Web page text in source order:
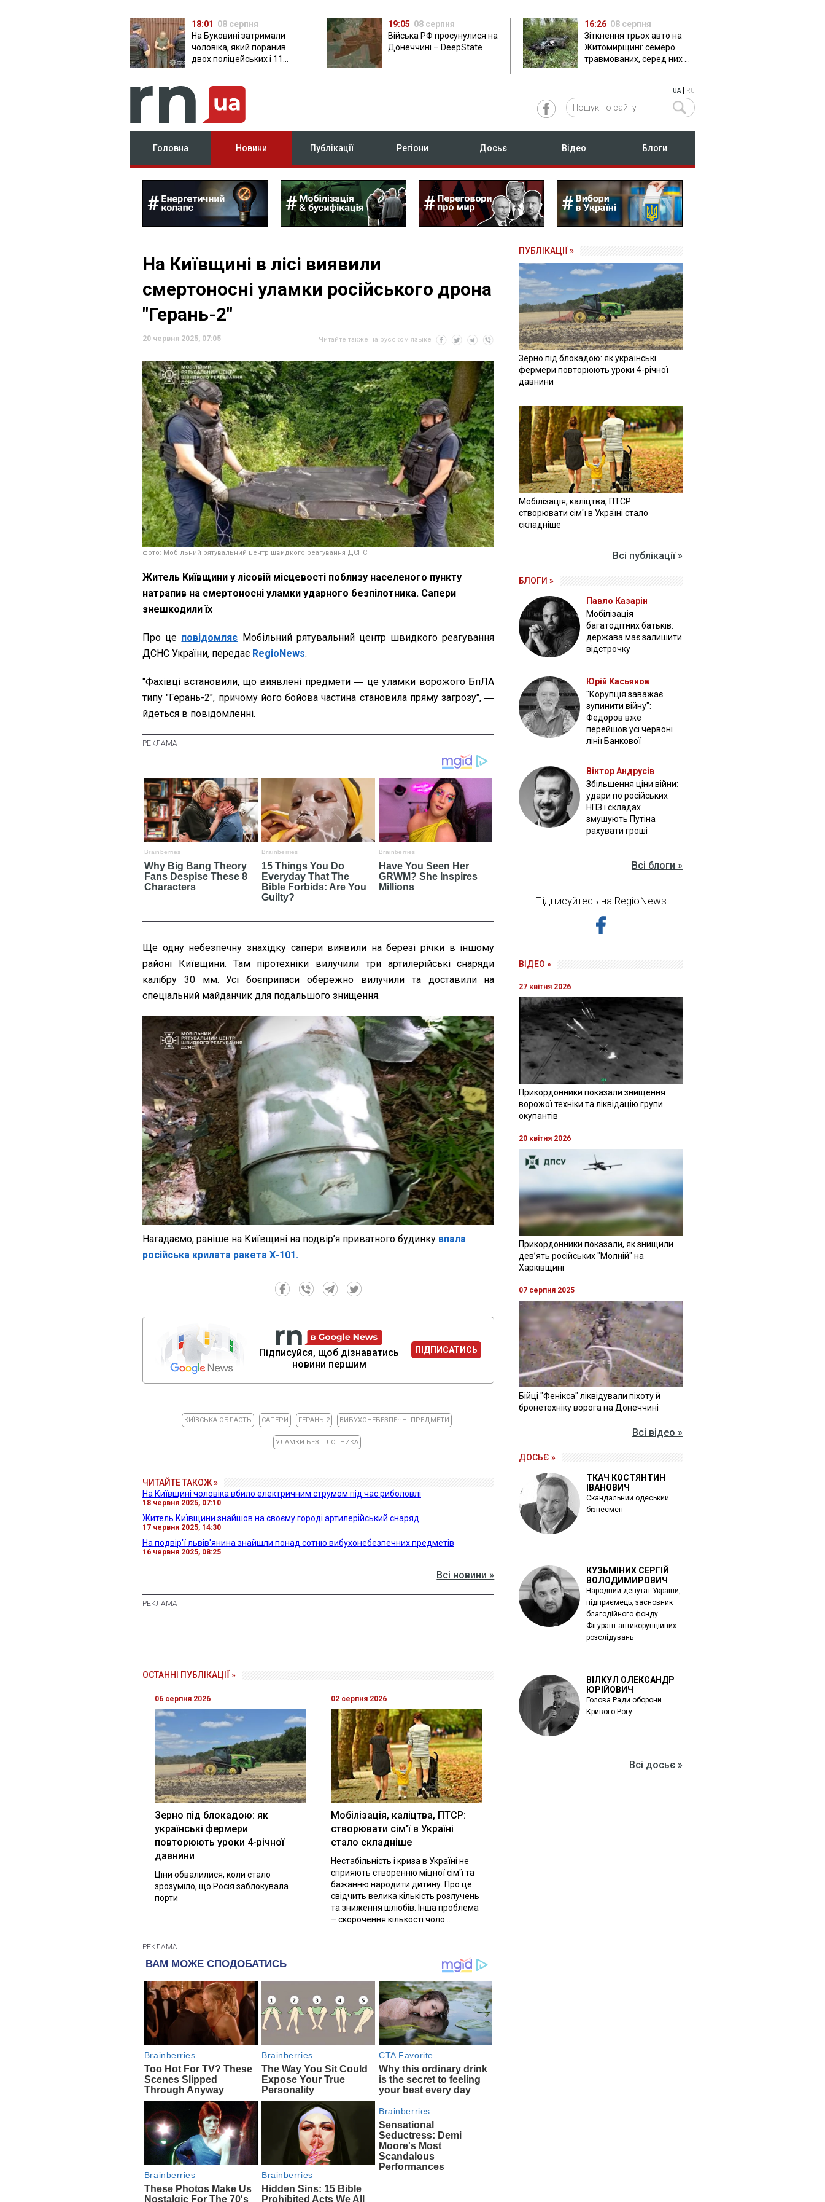
18:01 08 серпня
На Буковині затримали
чоловіка, який поранив
двох поліцейських і 11
19:05 08 серпня
Війська РФ просунулися на
Донеччині – DeepState
16:26 08 серпня
Зіткнення трьох авто на
Житомирщині: семеро
травмованих, серед них –
UA| RU
Головна Новини Публікації Регіони Досьє Відео Блоги
На Київщині в лісі виявили
смертоносні уламки російського дрона
"Герань-2"
20 червня 2025, 07:05 Читайте также на русском языке
фото: Мобільний рятувальний центр швидкого реагування ДСНС
Житель Київщини у лісовій місцевості поблизу населеного пункту
натрапив на смертоносні уламки ударного безпілотника. Сапери
знешкодили їх
Про це повідомляє Мобільний рятувальний центр швидкого реагування
ДСНС України, передає RegioNews.
"Фахівці встановили, що виявлені предмети ― це уламки ворожого БпЛА
типу "Герань-2", причому його бойова частина становила пряму загрозу", ―
йдеться в повідомленні.
Ще одну небезпечну знахідку сапери виявили на березі річки в іншому
районі Київщини. Там піротехніки вилучили три артилерійські снаряди
калібру 30 мм. Усі боєприпаси обережно вилучили та доставили на
спеціальний майданчик для подальшого знищення.
Нагадаємо, раніше на Київщині на подвір’я приватного будинку впала
російська крилата ракета Х-101.
Підписуйся, щоб дізнаватись
новини першим
ПІДПИСАТИСЬ
КИЇВСЬКА ОБЛАСТЬ САПЕРИ ГЕРАНЬ-2 ВИБУХОНЕБЕЗПЕЧНІ ПРЕДМЕТИ
УЛАМКИ БЕЗПІЛОТНИКА
ЧИТАЙТЕ ТАКОЖ »
На Київщині чоловіка вбило електричним струмом під час риболовлі
18 червня 2025, 07:10
Житель Київщини знайшов на своєму городі артилерійський снаряд
17 червня 2025, 14:30
На подвір'ї львів'янина знайшли понад сотню вибухонебезпечних предметів
16 червня 2025, 08:25
Всі новини »
ОСТАННІ ПУБЛІКАЦІЇ »
06 серпня 2026
Зерно під блокадою: як
українські фермери
повторюють уроки 4-річної
давнини
Ціни обвалилися, коли стало
зрозуміло, що Росія заблокувала
порти
02 серпня 2026
Мобілізація, каліцтва, ПТСР:
створювати сім'ї в Україні
стало складніше
Нестабільність і криза в Україні не
сприяють створенню міцної сім'ї та
бажанню народити дитину. Про це
свідчить велика кількість розлучень
та зниження шлюбів. Інша проблема
– скорочення кількості чоло...
ПУБЛІКАЦІЇ »
Зерно під блокадою: як українські
фермери повторюють уроки 4-річної
давнини
Мобілізація, каліцтва, ПТСР:
створювати сім'ї в Україні стало
складніше
Всі публікації »
БЛОГИ »
Павло Казарін
Мобілізація
багатодітних батьків:
держава має залишити
відстрочку
Юрій Касьянов
"Корупція заважає
зупинити війну":
Федоров вже
перейшов усі червоні
лінії Банкової
Віктор Андрусів
Збільшення ціни війни:
удари по російських
НПЗ і складах
змушують Путіна
рахувати гроші
Всі блоги »
Підписуйтесь на RegioNews
ВІДЕО »
27 квітня 2026
Прикордонники показали знищення
ворожої техніки та ліквідацію групи
окупантів
20 квітня 2026
Прикордонники показали, як знищили
девʼять російських "Молній" на
Харківщині
07 серпня 2025
Бійці "Фенікса" ліквідували піхоту й
бронетехніку ворога на Донеччині
Всі відео »
ДОСЬЄ »
ТКАЧ КОСТЯНТИН
ІВАНОВИЧ
Скандальний одеський
бізнесмен
КУЗЬМІНИХ СЕРГІЙ
ВОЛОДИМИРОВИЧ
Народний депутат України,
підприємець, засновник
благодійного фонду.
Фігурант антикорупційних
розслідувань
ВІЛКУЛ ОЛЕКСАНДР
ЮРІЙОВИЧ
Голова Ради оборони
Кривого Рогу
Всі досьє »